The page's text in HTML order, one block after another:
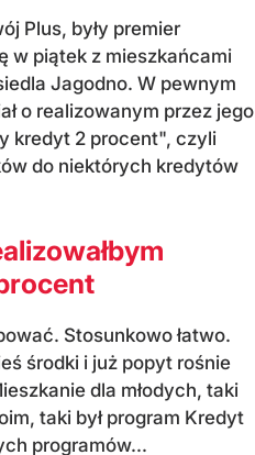
Plus, były premier
w piątek z mieszkańcami
Jagodno. W pewnym
o realizowanym przez jego
kredyt 2 procent", czyli
do niektórych kredytów
Stosunkowo łatwo.
środki i już popyt rośnie
dla młodych, taki
taki był program Kredyt
programów...